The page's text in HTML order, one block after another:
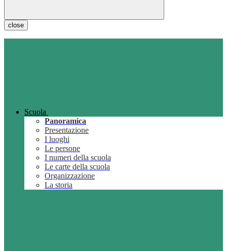
close
Scuola
Panoramica
Presentazione
I luoghi
Le persone
I numeri della scuola
Le carte della scuola
Organizzazione
La storia